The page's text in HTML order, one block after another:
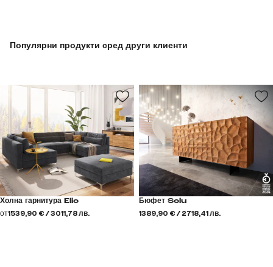
Популярни продукти сред други клиенти
Холна гарнитура Elio
от1539,90 € / 3011,78 лв.
Бюфет Solu
1389,90 € / 2718,41 лв.